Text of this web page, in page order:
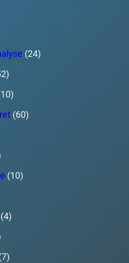
(24)
(60)
(10)
(4)